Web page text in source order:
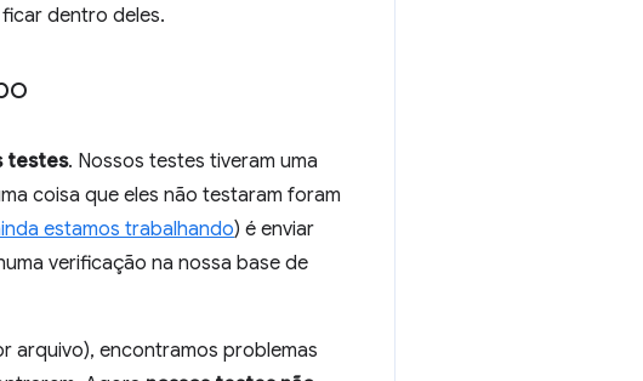
dentro deles.
testes. Nossos testes tiveram uma
coisa que eles não testaram foram
estamos trabalhando) é enviar
verificação na nossa base de
arquivo), encontramos problemas